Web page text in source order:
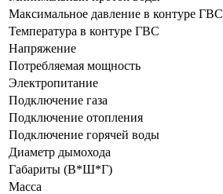
Максимальное давление в контуре ГВС
Температура в контуре ГВС
Напряжение
Потребляемая мощность
Электропитание
Подключение газа
Подключение отопления
Подключение горячей воды
Диаметр дымохода
Габариты (В*Ш*Г)
Масса